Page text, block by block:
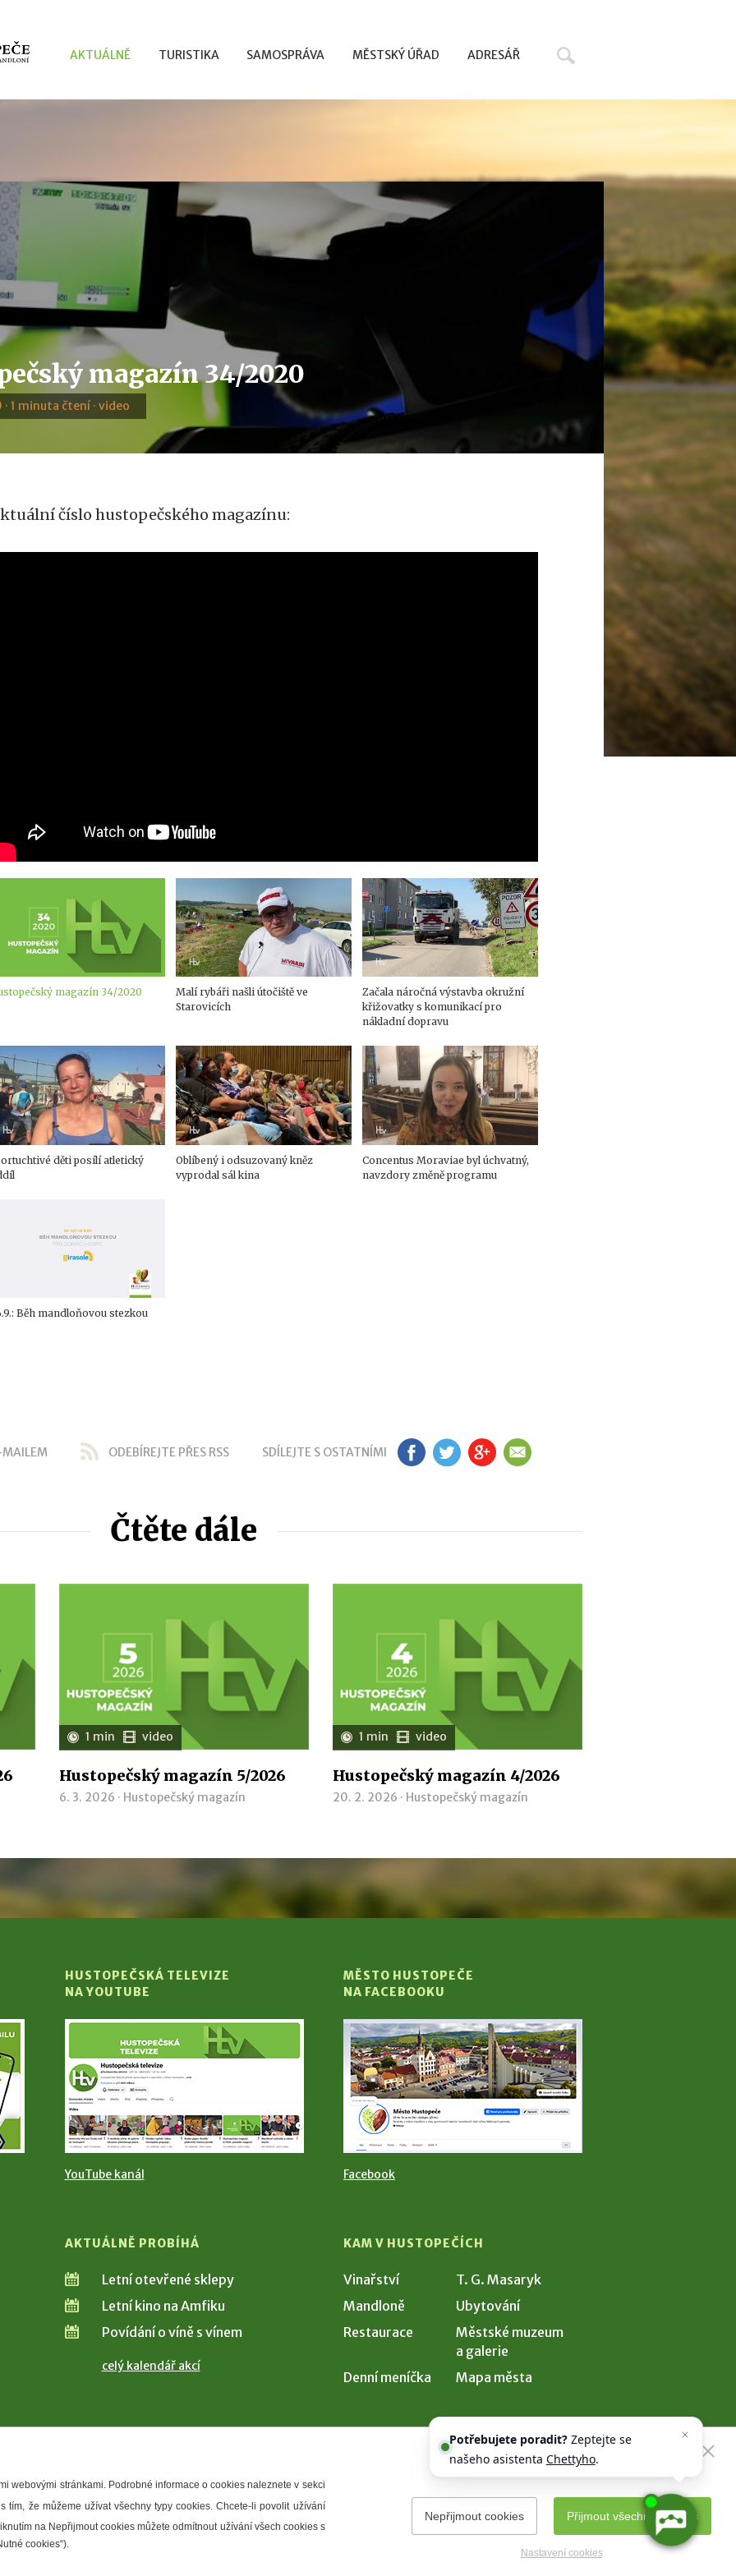
AKTUÁLNĚ TURISTIKA SAMOSPRÁVA MĚSTSKÝ ÚŘAD ADRESÁŘ
magazín 34/2020
1 minuta čtení · video
číslo hustopečského magazínu:
magazín 34/2020
Malí rybáři našli útočiště ve
Starovicích
Začala náročná výstavba okružní
křižovatky s komunikací pro
nákladní dopravu
děti posílí atletický
Oblíbený i odsuzovaný kněz
vyprodal sál kina
Concentus Moraviae byl úchvatný,
navzdory změně programu
Běh mandloňovou stezkou
ODEBÍREJTE PŘES RSS SDÍLEJTE S OSTATNÍMI FB TW GP EM
Čtěte dále
1 min video
Hustopečský magazín 5/2026
6. 3. 2026 · Hustopečský magazín
1 min video
Hustopečský magazín 4/2026
20. 2. 2026 · Hustopečský magazín
HUSTOPEČSKÁ TELEVIZE
NA YOUTUBE
YouTube kanál
MĚSTO HUSTOPEČE
NA FACEBOOKU
Facebook
AKTUÁLNĚ PROBÍHÁ
Letní otevřené sklepy
Letní kino na Amfiku
Povídání o víně s vínem
celý kalendář akcí
KAM V HUSTOPEČÍCH
Vinařství
T. G. Masaryk
Mandloně
Ubytování
Restaurace
Městské muzeum
a galerie
Denní meníčka
Mapa města
webovými stránkami. Podrobné informace o cookies naleznete v sekci
tím, že můžeme užívat všechny typy cookies. Chcete-li povolit užívání
na Nepřijmout cookies můžete odmítnout užívání všech cookies s
cookies“).
Přijmout všechny cookies
Nepřijmout cookies
Nastavení cookies
Potřebujete poradit? Zeptejte se
našeho asistentaChettyho.